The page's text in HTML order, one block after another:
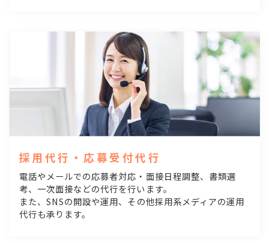
採用代行・応募受付代行
電話やメールでの応募者対応・面接日程調整、書類選
考、一次面接などの代行を行います。
また、SNSの開設や運用、その他採用系メディアの運用
代行も承ります。